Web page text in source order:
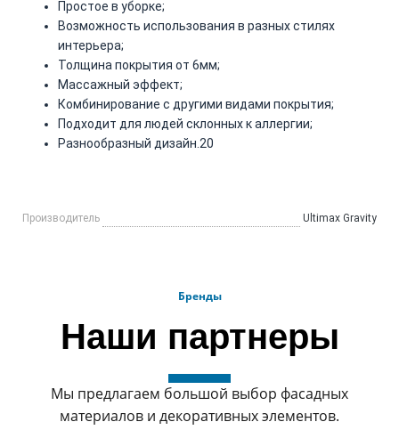
Простое в уборке;
Возможность использования в разных стилях
интерьера;
Толщина покрытия от 6мм;
Массажный эффект;
Комбинирование с другими видами покрытия;
Подходит для людей склонных к аллергии;
Разнообразный дизайн.20
Производитель Ultimax Gravity
Бренды
Наши партнеры
Мы предлагаем большой выбор фасадных
материалов и декоративных элементов.